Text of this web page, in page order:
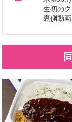
生初の
裏側動